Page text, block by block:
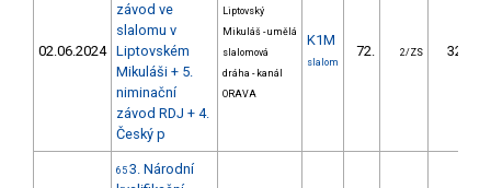
02.06.2024
závod ve
slalomu v
Liptovském
Mikuláši + 5.
niminační
závod RDJ + 4.
Český p
Liptovský
Mikuláš - umělá
slalomová
dráha - kanál
ORAVA
K1M
slalom
72. 2/ZS 32.23
65 3. Národní